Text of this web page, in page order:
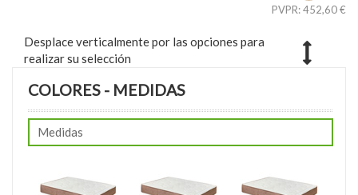
PVPR: 452,60 €
Desplace verticalmente por las opciones para
realizar su selección
COLORES - MEDIDAS
Medidas